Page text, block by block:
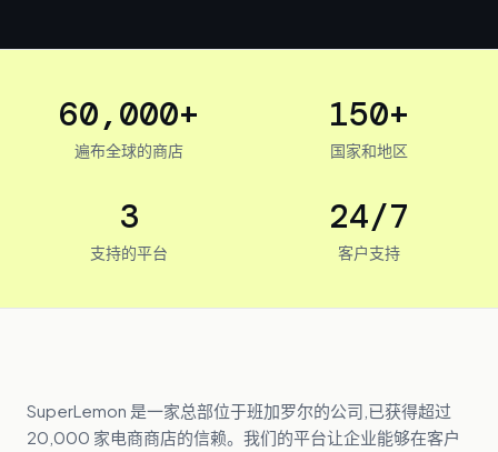
60,000+
遍布全球的商店
150+
国家和地区
3
支持的平台
24/7
客户支持
SuperLemon 是一家总部位于班加罗尔的公司,已获得超过
20,000 家电商商店的信赖。我们的平台让企业能够在客户